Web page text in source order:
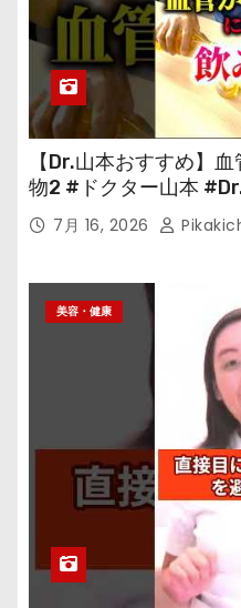
【Dr.山本おすすめ】
物2 #ドクター山本
7月 16, 2026
美容・健康